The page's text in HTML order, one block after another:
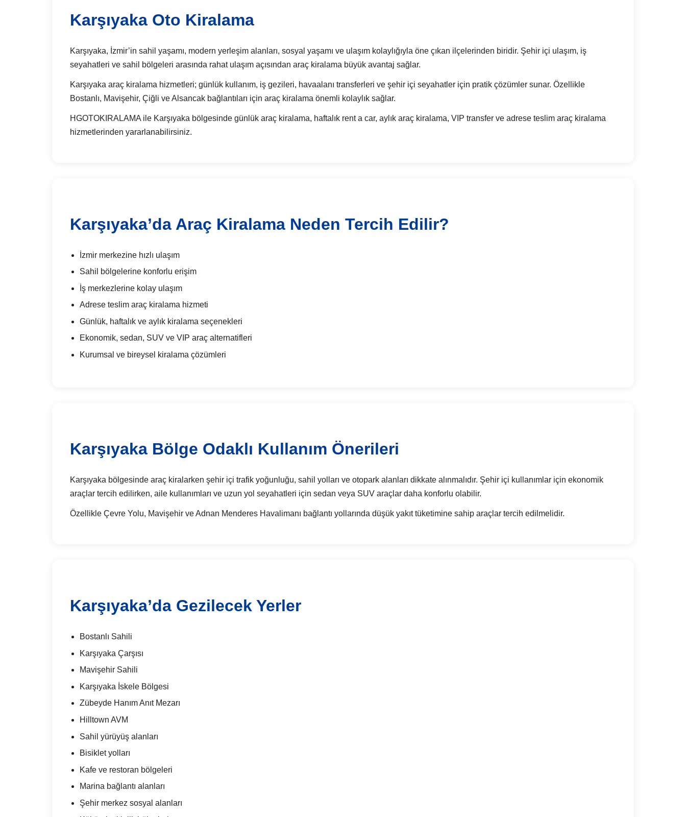
Karşıyaka Oto Kiralama
Karşıyaka, İzmir’in sahil yaşamı, modern yerleşim alanları, sosyal yaşamı ve ulaşım kolaylığıyla öne çıkan ilçelerinden biridir. Şehir içi ulaşım, iş
seyahatleri ve sahil bölgeleri arasında rahat ulaşım açısından araç kiralama büyük avantaj sağlar.
Karşıyaka araç kiralama hizmetleri; günlük kullanım, iş gezileri, havaalanı transferleri ve şehir içi seyahatler için pratik çözümler sunar. Özellikle
Bostanlı, Mavişehir, Çiğli ve Alsancak bağlantıları için araç kiralama önemli kolaylık sağlar.
HGOTOKIRALAMA ile Karşıyaka bölgesinde günlük araç kiralama, haftalık rent a car, aylık araç kiralama, VIP transfer ve adrese teslim araç kiralama
hizmetlerinden yararlanabilirsiniz.
Karşıyaka’da Araç Kiralama Neden Tercih Edilir?
İzmir merkezine hızlı ulaşım
Sahil bölgelerine konforlu erişim
İş merkezlerine kolay ulaşım
Adrese teslim araç kiralama hizmeti
Günlük, haftalık ve aylık kiralama seçenekleri
Ekonomik, sedan, SUV ve VIP araç alternatifleri
Kurumsal ve bireysel kiralama çözümleri
Karşıyaka Bölge Odaklı Kullanım Önerileri
Karşıyaka bölgesinde araç kiralarken şehir içi trafik yoğunluğu, sahil yolları ve otopark alanları dikkate alınmalıdır. Şehir içi kullanımlar için ekonomik
araçlar tercih edilirken, aile kullanımları ve uzun yol seyahatleri için sedan veya SUV araçlar daha konforlu olabilir.
Özellikle Çevre Yolu, Mavişehir ve Adnan Menderes Havalimanı bağlantı yollarında düşük yakıt tüketimine sahip araçlar tercih edilmelidir.
Karşıyaka’da Gezilecek Yerler
Bostanlı Sahili
Karşıyaka Çarşısı
Mavişehir Sahili
Karşıyaka İskele Bölgesi
Zübeyde Hanım Anıt Mezarı
Hilltown AVM
Sahil yürüyüş alanları
Bisiklet yolları
Kafe ve restoran bölgeleri
Marina bağlantı alanları
Şehir merkez sosyal alanları